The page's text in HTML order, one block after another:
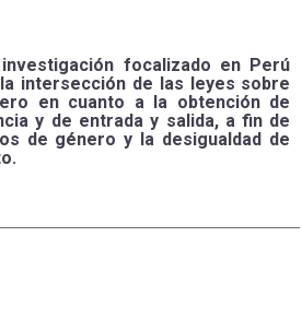
focalizado en Perú
intersección de las leyes sobre
en cuanto a la obtención de
y de entrada y salida, a fin de
de género y la desigualdad de